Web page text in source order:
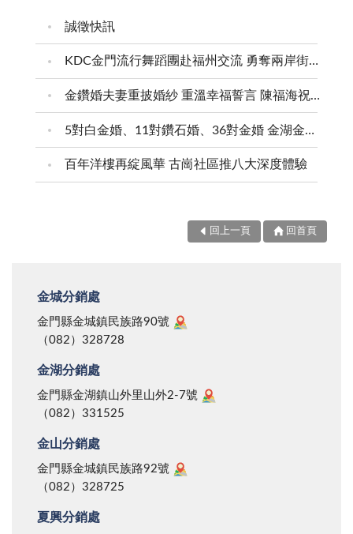
誠徵快訊
KDC金門流行舞蹈團赴福州交流 勇奪兩岸街舞賽三等獎
金鑽婚夫妻重披婚紗 重溫幸福誓言 陳福海祝福牽手半世紀 情深相守成典範
5對白金婚、11對鑽石婚、36對金婚 金湖金沙夫妻共享榮耀時刻 陳福海表揚金鑽婚夫妻 向半世紀相守家庭典範致敬
百年洋樓再綻風華 古崗社區推八大深度體驗
回上一頁 回首頁
金城分銷處
金門縣金城鎮民族路90號
（082）328728
金湖分銷處
金門縣金湖鎮山外里山外2-7號
（082）331525
金山分銷處
金門縣金城鎮民族路92號
（082）328725
夏興分銷處